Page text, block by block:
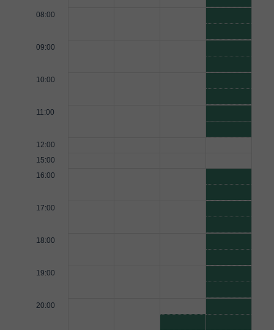
08:00
09:00
10:00
11:00
12:00
15:00
16:00
17:00
18:00
19:00
20:00